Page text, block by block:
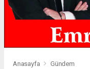
Anasayfa Gündem